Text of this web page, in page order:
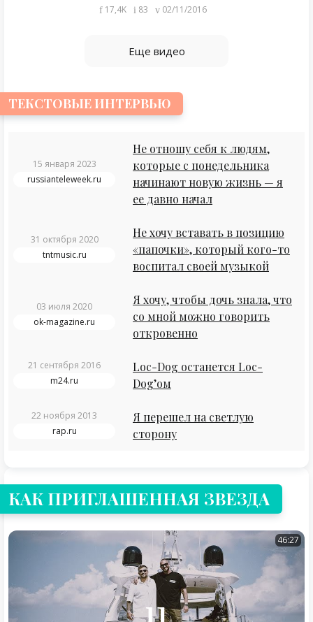
17,4K 83 02/11/2016
Еще видео
ТЕКСТОВЫЕ ИНТЕРВЬЮ
15 января 2023
russianteleweek.ru
Не отношу себя к людям,
которые с понедельника
начинают новую жизнь — я
ее давно начал
31 октября 2020
tntmusic.ru
Не хочу вставать в позицию
«папочки», который кого-то
воспитал своей музыкой
03 июля 2020
ok-magazine.ru
Я хочу, чтобы дочь знала, что
со мной можно говорить
откровенно
21 сентября 2016
m24.ru
Loc-Dog останется Loc-
Dog’ом
22 ноября 2013
rap.ru
Я перешел на светлую
сторону
КАК ПРИГЛАШЕННАЯ ЗВЕЗДА
46:27